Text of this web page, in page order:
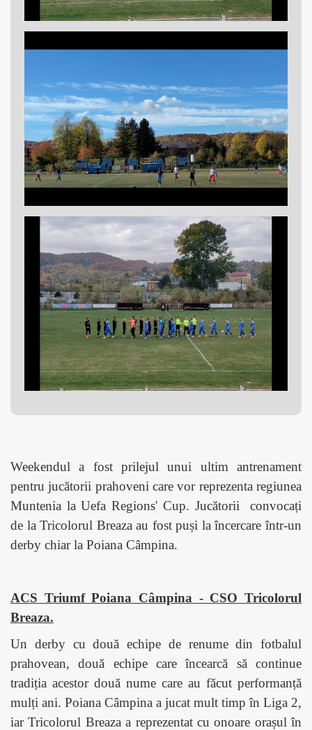
Weekendul a fost prilejul unui ultim antrenament
pentru jucătorii prahoveni care vor reprezenta regiunea
Muntenia la Uefa Regions' Cup. Jucătorii convocați
de la Tricolorul Breaza au fost puși la încercare într-un
derby chiar la Poiana Câmpina.
ACS Triumf Poiana Câmpina - CSO Tricolorul
Breaza.
Un derby cu două echipe de renume din fotbalul
prahovean, două echipe care încearcă să continue
tradiția acestor două nume care au făcut performanță
mulți ani. Poiana Câmpina a jucat mult timp în Liga 2,
iar Tricolorul Breaza a reprezentat cu onoare orașul în